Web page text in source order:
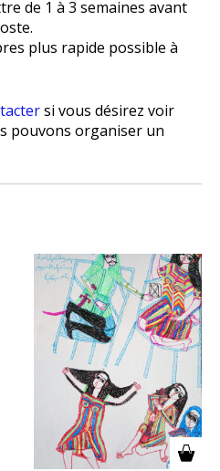
de 1 à 3 semaines avant
plus rapide possible à
si vous désirez voir
pouvons organiser un